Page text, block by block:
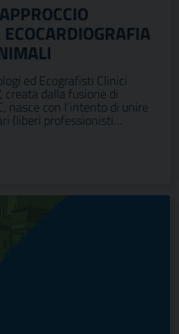
ed Ecografisti Clinici
creata dalla fusione di
nasce con l’intento di unire
(liberi professionisti…